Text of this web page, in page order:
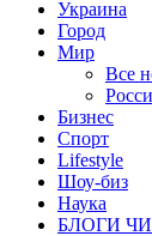
Украина
Город
Мир
Все
Бизнес
Спорт
Lifestyle
Шоу-биз
Наука
БЛОГИ